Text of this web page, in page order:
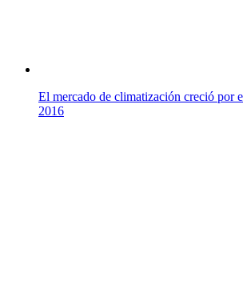
El mercado de climatización creció por
2016